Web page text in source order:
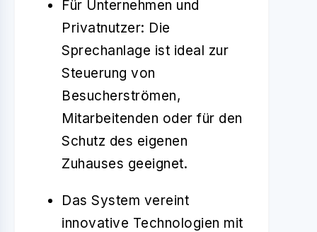
Für Unternehmen und
Privatnutzer: Die
Sprechanlage ist ideal zur
Steuerung von
Besucherströmen,
Mitarbeitenden oder für den
Schutz des eigenen
Zuhauses geeignet.
Das System vereint
innovative Technologien mit